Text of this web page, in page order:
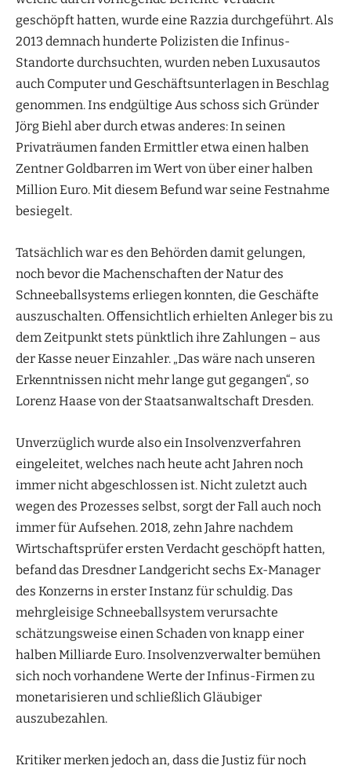
geschöpft hatten, wurde eine Razzia durchgeführt. Als
2013 demnach hunderte Polizisten die Infinus-
Standorte durchsuchten, wurden neben Luxusautos
auch Computer und Geschäftsunterlagen in Beschlag
genommen. Ins endgültige Aus schoss sich Gründer
Jörg Biehl aber durch etwas anderes: In seinen
Privaträumen fanden Ermittler etwa einen halben
Zentner Goldbarren im Wert von über einer halben
Million Euro. Mit diesem Befund war seine Festnahme
besiegelt.
Tatsächlich war es den Behörden damit gelungen,
noch bevor die Machenschaften der Natur des
Schneeballsystems erliegen konnten, die Geschäfte
auszuschalten. Offensichtlich erhielten Anleger bis zu
dem Zeitpunkt stets pünktlich ihre Zahlungen – aus
der Kasse neuer Einzahler. „Das wäre nach unseren
Erkenntnissen nicht mehr lange gut gegangen“, so
Lorenz Haase von der Staatsanwaltschaft Dresden.
Unverzüglich wurde also ein Insolvenzverfahren
eingeleitet, welches nach heute acht Jahren noch
immer nicht abgeschlossen ist. Nicht zuletzt auch
wegen des Prozesses selbst, sorgt der Fall auch noch
immer für Aufsehen. 2018, zehn Jahre nachdem
Wirtschaftsprüfer ersten Verdacht geschöpft hatten,
befand das Dresdner Landgericht sechs Ex-Manager
des Konzerns in erster Instanz für schuldig. Das
mehrgleisige Schneeballsystem verursachte
schätzungsweise einen Schaden von knapp einer
halben Milliarde Euro. Insolvenzverwalter bemühen
sich noch vorhandene Werte der Infinus-Firmen zu
monetarisieren und schließlich Gläubiger
auszubezahlen.
Kritiker merken jedoch an, dass die Justiz für noch